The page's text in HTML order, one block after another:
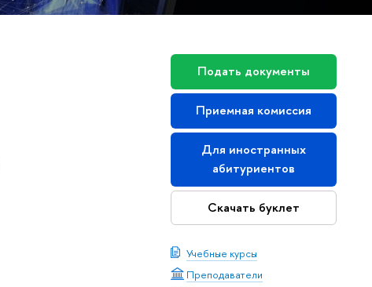
Подать документы
Приемная комиссия
Для иностранных
абитуриентов
Скачать буклет
Учебные курсы
Преподаватели